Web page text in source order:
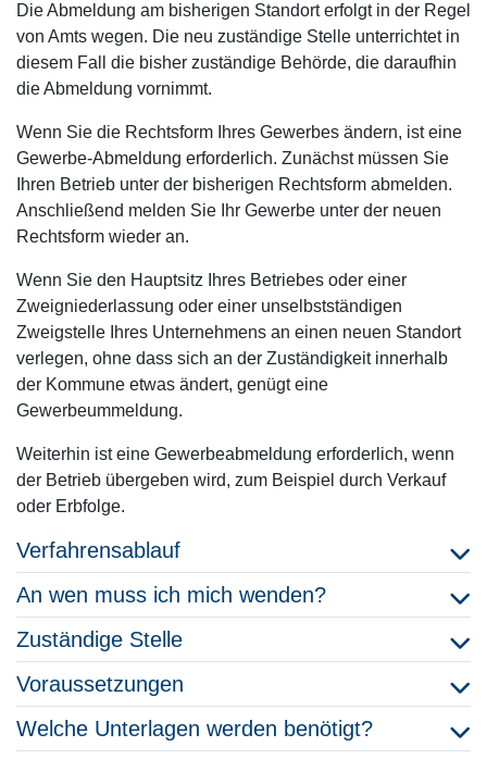
Die Abmeldung am bisherigen Standort erfolgt in der Regel
von Amts wegen. Die neu zuständige Stelle unterrichtet in
diesem Fall die bisher zuständige Behörde, die daraufhin
die Abmeldung vornimmt.
Wenn Sie die Rechtsform Ihres Gewerbes ändern, ist eine
Gewerbe-Abmeldung erforderlich. Zunächst müssen Sie
Ihren Betrieb unter der bisherigen Rechtsform abmelden.
Anschließend melden Sie Ihr Gewerbe unter der neuen
Rechtsform wieder an.
Wenn Sie den Hauptsitz Ihres Betriebes oder einer
Zweigniederlassung oder einer unselbstständigen
Zweigstelle Ihres Unternehmens an einen neuen Standort
verlegen, ohne dass sich an der Zuständigkeit innerhalb
der Kommune etwas ändert, genügt eine
Gewerbeummeldung.
Weiterhin ist eine Gewerbeabmeldung erforderlich, wenn
der Betrieb übergeben wird, zum Beispiel durch Verkauf
oder Erbfolge.
Verfahrensablauf
An wen muss ich mich wenden?
Zuständige Stelle
Voraussetzungen
Welche Unterlagen werden benötigt?